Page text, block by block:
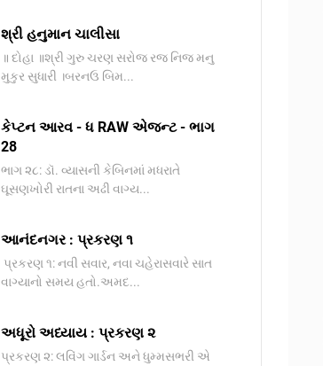
શ્રી હનુમાન ચાલીસા
॥ દોહા ॥શ્રી ગુરુ ચરણ સરોજ રજ નિજ મનુ
મુકુર સુધારી ।બરનઉ બિમ...
કેપ્ટન આરવ - ધ RAW એજન્ટ - ભાગ
28
ભાગ ૨૮: ડૉ. વ્યાસની કેબિનમાં મધરાતે
ઘૂસણખોરી રાતના અઢી વાગ્ય...
આનંદનગર : પ્રકરણ ૧
પ્રકરણ ૧: નવી સવાર, નવા ચહેરાસવારે સાત
વાગ્યાનો સમય હતો.અમદ...
અધૂરો અધ્યાય : પ્રકરણ ૨
પ્રકરણ ૨: લવિંગ ગાર્ડન અને ધુમ્મસભરી એ